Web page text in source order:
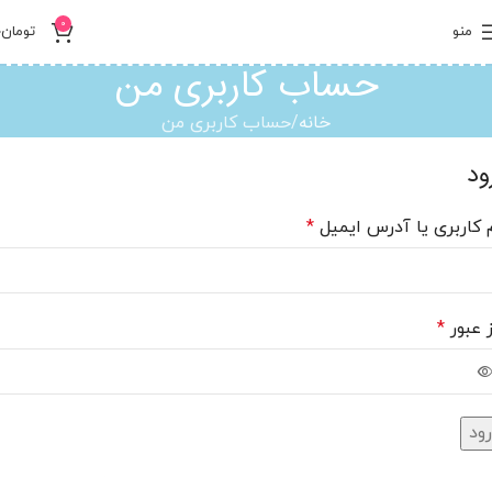
منو 0 تومان
حساب کاربری من
خانه حساب کاربری من
کاربری یا آدرس ایمیل *
عبور *